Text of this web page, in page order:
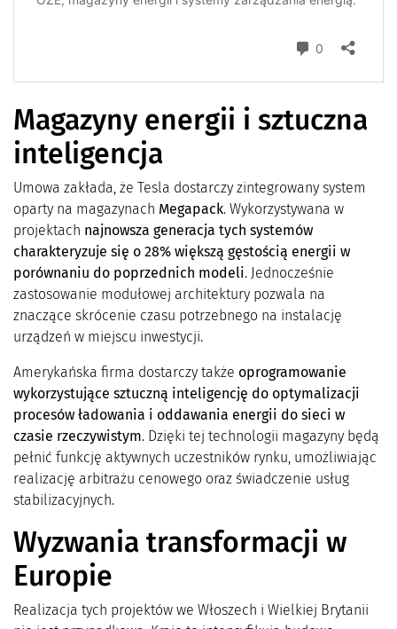
Magazyny energii i sztuczna
inteligencja
Umowa zakłada, że Tesla dostarczy zintegrowany system
oparty na magazynach Megapack. Wykorzystywana w
projektach najnowsza generacja tych systemów
charakteryzuje się o 28% większą gęstością energii w
porównaniu do poprzednich modeli. Jednocześnie
zastosowanie modułowej architektury pozwala na
znaczące skrócenie czasu potrzebnego na instalację
urządzeń w miejscu inwestycji.
Amerykańska firma dostarczy także oprogramowanie
wykorzystujące sztuczną inteligencję do optymalizacji
procesów ładowania i oddawania energii do sieci w
czasie rzeczywistym. Dzięki tej technologii magazyny będą
pełnić funkcję aktywnych uczestników rynku, umożliwiając
realizację arbitrażu cenowego oraz świadczenie usług
stabilizacyjnych.
Wyzwania transformacji w
Europie
Realizacja tych projektów we Włoszech i Wielkiej Brytanii